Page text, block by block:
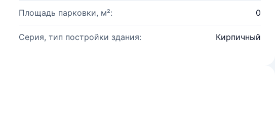
Площадь парковки, м²: 0
Серия, тип постройки здания: Кирпичный